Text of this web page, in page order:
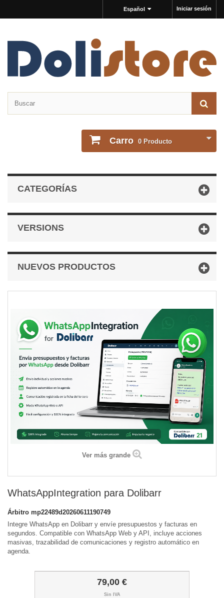
Iniciar sesión
Español
Carro 0 Producto
CATEGORÍAS
VERSIONS
NUEVOS PRODUCTOS
Ver más grande
WhatsAppIntegration para Dolibarr
Árbitro mp22489d20260611190749
Integre WhatsApp en Dolibarr y envíe presupuestos y facturas en
segundos. Compatible con WhatsApp Web y API, incluye acciones
masivas, trazabilidad de comunicaciones y registro automático en
agenda.
79,00 €
Sin IVA